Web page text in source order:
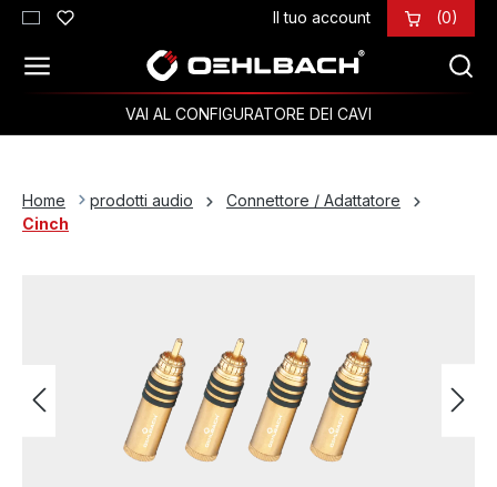
Passa al contenuto principale Il tuo account (0)
VAI AL CONFIGURATORE DEI CAVI
Home prodotti audio
Connettore / Adattatore
Cinch